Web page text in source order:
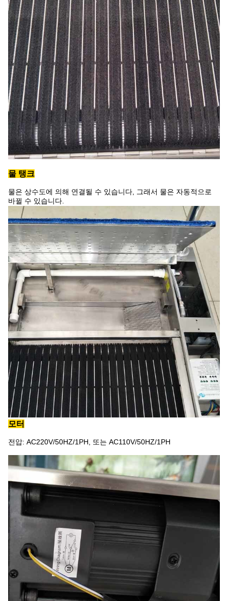
물 탱크
물은 상수도에 의해 연결될 수 있습니다, 그래서 물은 자동적으로
바뀔 수 있습니다.
모터
전압: AC220V/50HZ/1PH, 또는 AC110V/50HZ/1PH